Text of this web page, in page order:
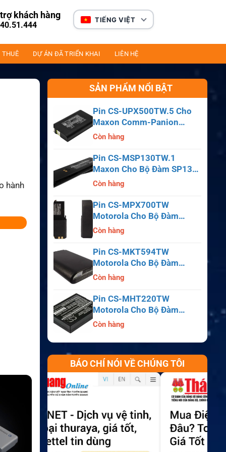
khách hàng TIẾNG VIỆT
THUÊ DỰ ÁN ĐÃ TRIỂN KHAI LIÊN HỆ
hành
SẢN PHẨM NỔI BẬT
Pin CS-UPX500TW.5 Cho
Maxon Comm-Panion
CP0150, CP0511, CP0515
Còn hàng
Pin CS-MSP130TW.1
Maxon Cho Bộ Đàm SP130,
SP140, SP150, SL55
Còn hàng
Pin CS-MPX700TW
Motorola Cho Bộ Đàm
APX6000, APX7000,
APX8000, SRX2200
Còn hàng
Pin CS-MKT594TW
Motorola Cho Bộ Đàm
Astro Saber, MX1000,
Còn hàng
Pin CS-MHT220TW
Motorola Cho Bộ Đàm
MT700, HT210, HT220,
Còn hàng
BÁO CHÍ NÓI VỀ CHÚNG TÔI